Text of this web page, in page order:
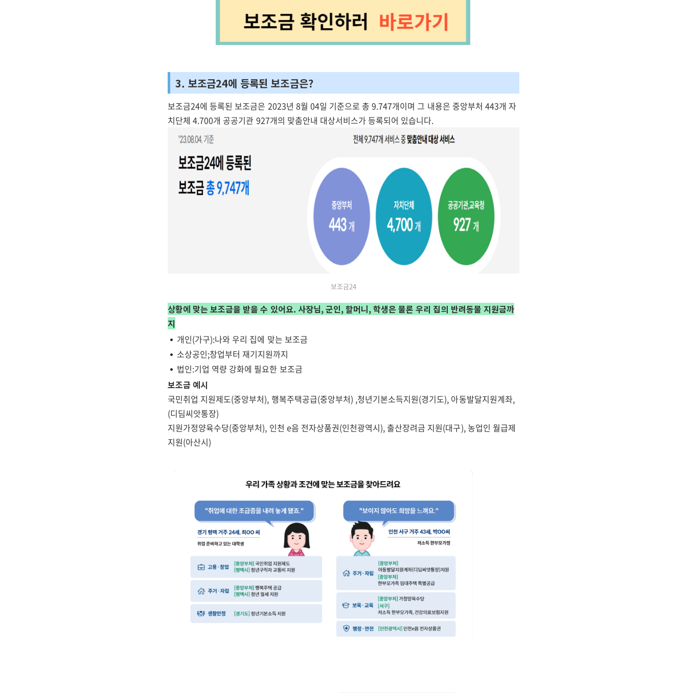
3. 보조금24에 등록된 보조금은?
보조금24에 등록된 보조금은 2023년 8월 04일 기준으로 총 9.747개이며 그 내용은 중앙부처 443개 자
치단체 4.700개 공공기관 927개의 맞춤안내 대상서비스가 등록되어 있습니다.
보조금24
상황에 맞는 보조금을 받을 수 있어요. 사장님, 군인, 할머니, 학생은 물론 우리 집의 반려동물 지원금까
지
개인(가구):나와 우리 집에 맞는 보조금
소상공인;창업부터 재기지원까지
법인:기업 역량 강화에 필요한 보조금
보조금 예시
국민취업 지원제도(중앙부처), 행복주택공급(중앙부처) ,청년기본소득지원(경기도), 아동발달지원계좌,
(디딤씨앗통장)
지원가정양육수당(중앙부처), 인천 e음 전자상품권(인천광역시), 출산장려금 지원(대구), 농업인 월급제
지원(아산시)